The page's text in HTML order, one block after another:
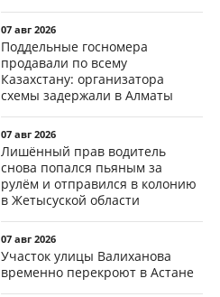
07 авг 2026
Поддельные госномера
продавали по всему
Казахстану: организатора
схемы задержали в Алматы
07 авг 2026
Лишённый прав водитель
снова попался пьяным за
рулём и отправился в колонию
в Жетысуской области
07 авг 2026
Участок улицы Валиханова
временно перекроют в Астане